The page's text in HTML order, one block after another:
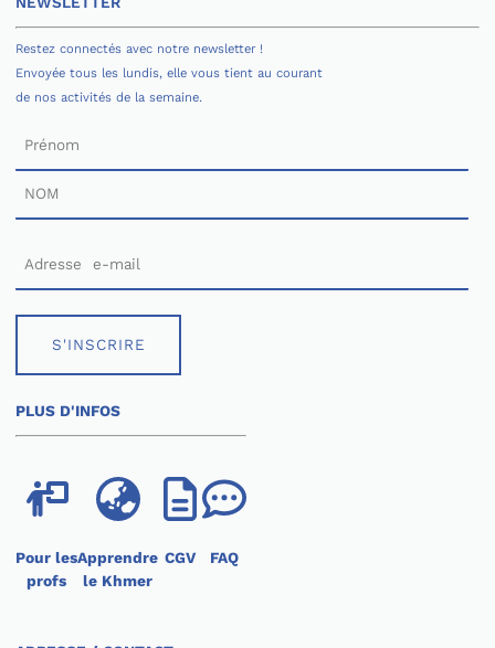
Restez connectés avec notre newsletter !
Envoyée tous les lundis, elle vous tient au courant
de nos activités de la semaine.
S'INSCRIRE
PLUS D'INFOS
Pour les
profs
Apprendre
le Khmer
CGV FAQ